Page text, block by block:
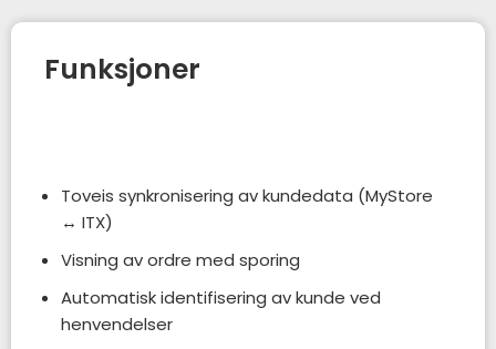
Funksjoner
Toveis synkronisering av kundedata (MyStore
↔ ITX)
Visning av ordre med sporing
Automatisk identifisering av kunde ved
henvendelser